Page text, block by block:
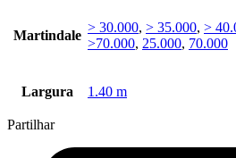
Martindale
> 30.000, > 35.000, >
>70.000, 25.000, 70.000
Largura 1.40 m
Partilhar